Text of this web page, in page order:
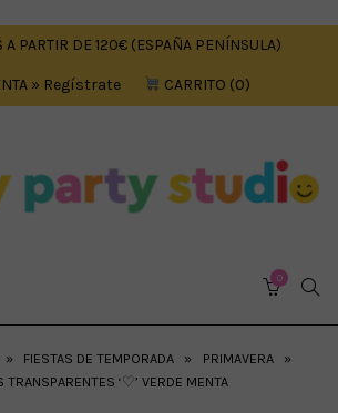
A PARTIR DE 120€ (ESPAÑA PENÍNSULA)
» Regístrate CARRITO 0
0
» FIESTAS DE TEMPORADA » PRIMAVERA
»
TRANSPARENTES ‘♡’ VERDE MENTA